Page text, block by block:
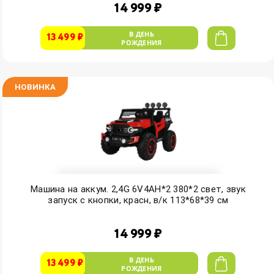
14 999 ₽
13 499 ₽
В ДЕНЬ
РОЖДЕНИЯ
НОВИНКА
Машина на аккум. 2,4G 6V4AH*2 380*2 свет, звук
запуск с кнопки, красн, в/к 113*68*39 см
14 999 ₽
13 499 ₽
В ДЕНЬ
РОЖДЕНИЯ